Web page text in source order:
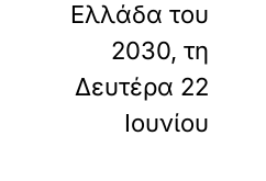
Ελλάδα του
2030, τη
Δευτέρα 22
Ιουνίου